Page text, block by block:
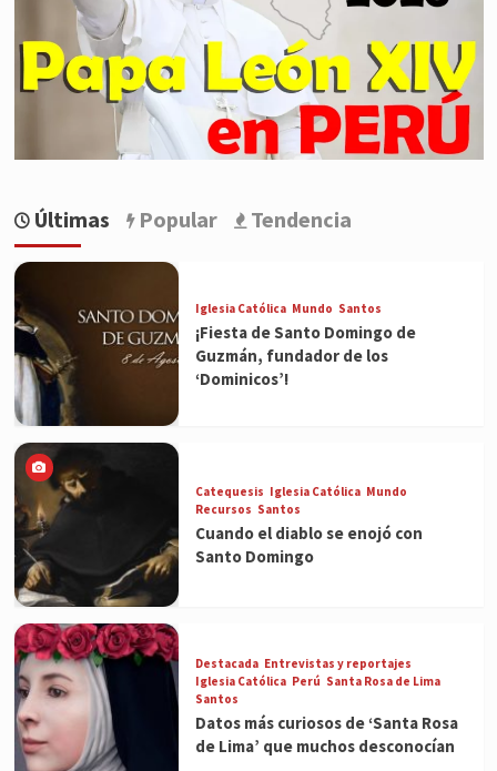
Últimas Popular Tendencia
Iglesia Católica Mundo Santos
¡Fiesta de Santo Domingo de
Guzmán, fundador de los
‘Dominicos’!
Catequesis Iglesia Católica Mundo
Recursos Santos
Cuando el diablo se enojó con
Santo Domingo
Destacada Entrevistas y reportajes
Iglesia Católica Perú Santa Rosa de Lima
Santos
Datos más curiosos de ‘Santa Rosa
de Lima’ que muchos desconocían